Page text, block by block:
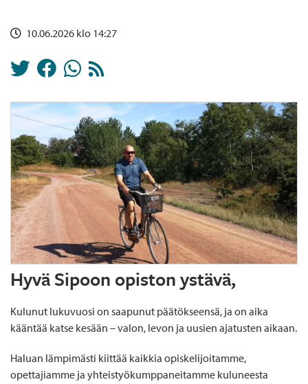
10.06.2026 klo 14:27
Hyvä Sipoon opiston ystävä,
Kulunut lukuvuosi on saapunut päätökseensä, ja on aika
kääntää katse kesään – valon, levon ja uusien ajatusten aikaan.
Haluan lämpimästi kiittää kaikkia opiskelijoitamme,
opettajiamme ja yhteistyökumppaneitamme kuluneesta